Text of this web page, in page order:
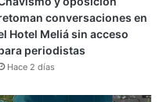
conversaciones en
Hotel Meliá sin acceso
periodistas
Hace 2 días